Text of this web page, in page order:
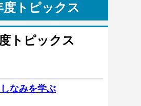
度トピックス
トピックス
なみを学ぶ